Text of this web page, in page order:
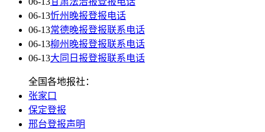
06-13忻州晚报登报电话
06-13常德晚报登报联系电话
06-13柳州晚报登报联系电话
06-13大同日报登报联系电话
全国各地报社：
张家口
保定登报
邢台登报声明